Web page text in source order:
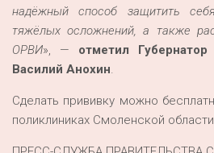
надёжный способ защитить
тяжёлых осложнений, а также
ОРВИ», — отметил
Василий Анохин.
Сделать прививку можно
поликлиниках Смоленской